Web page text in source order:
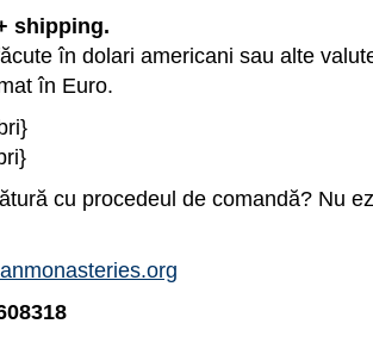
shipping.
în dolari americani sau alte
în Euro.
cu procedeul de comandă? Nu